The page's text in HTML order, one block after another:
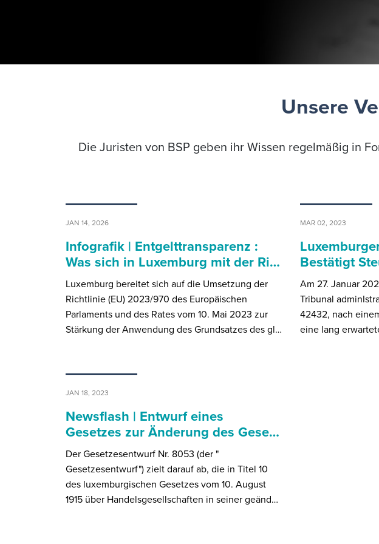
Unsere
Die Juristen von BSP geben ihr Wissen regelmäßig in
JAN 14, 2026
Infografik | Entgelttransparenz :
Was sich in Luxemburg mit der Ri…
Luxemburg bereitet sich auf die Umsetzung der
Richtlinie (EU) 2023/970 des Europäischen
Parlaments und des Rates vom 10. Mai 2023 zur
Stärkung der Anwendung des Grundsatzes des gl…
MAR 02, 2023
Bestätigt
Am 27. Januar
Tribunal
42432, nach
eine lang
JAN 18, 2023
Newsflash | Entwurf eines
Gesetzes zur Änderung des Gese…
Der Gesetzesentwurf Nr. 8053 (der "
Gesetzesentwurf") zielt darauf ab, die in Titel 10
des luxemburgischen Gesetzes vom 10. August
1915 über Handelsgesellschaften in seiner geänd…